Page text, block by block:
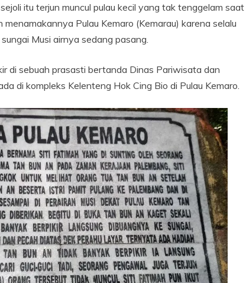
itu terjun muncul pulau kecil yang tak tenggelam saat
Pulau Kemaro (Kemarau) karena selalu
Musi airnya sedang pasang.
di sebuah prasasti bertanda Dinas Pariwisata dan
di kompleks Kelenteng Hok Cing Bio di Pulau Kemaro.